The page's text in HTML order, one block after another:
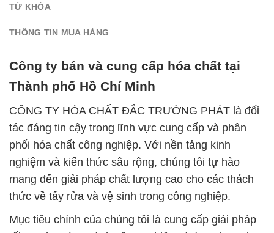
TỪ KHÓA
THÔNG TIN MUA HÀNG
Công ty bán và cung cấp hóa chất tại
Thành phố Hồ Chí Minh
CÔNG TY HÓA CHẤT ĐẮC TRƯỜNG PHÁT là đối
tác đáng tin cậy trong lĩnh vực cung cấp và phân
phối hóa chất công nghiệp. Với nền tảng kinh
nghiệm và kiến thức sâu rộng, chúng tôi tự hào
mang đến giải pháp chất lượng cao cho các thách
thức về tẩy rửa và vệ sinh trong công nghiệp.
Mục tiêu chính của chúng tôi là cung cấp giải pháp